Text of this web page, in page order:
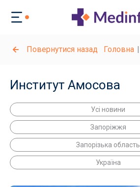
Повернутися назад Головна
Институт Амосова
Усі новини
Запоріжжя
Запорізька область
Україна